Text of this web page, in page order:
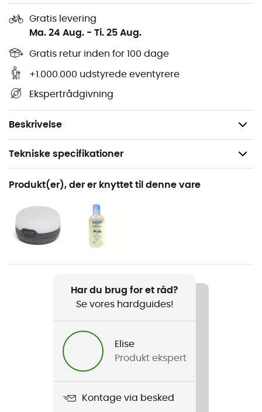
Gratis levering
Ma. 24 Aug. - Ti. 25 Aug.
Gratis retur inden for 100 dage
+1.000.000 udstyrede eventyrere
Ekspertrådgivning
Beskrivelse
Fremragende ventilation takket være netvinduet
Myggenetdør til åbning af bagagerummet
Ståhøjde til privat omklædningsområde
Kompatibel med næsten alle minivans op til en
højde på 2,15 m
Totalvægt: 2 550 g
Tekniske specifikationer
Herre / Dame
Vægt
2550 g
Produkt
Fair Wear Foundation
Produkt(er), der er knyttet til denne vare
Har du brug for et råd?
Se vores hardguides!
Elise
Produkt ekspert
Kontage via besked